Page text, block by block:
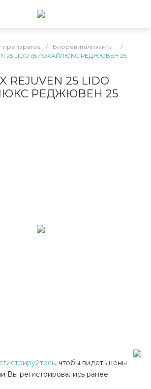
препаратов / Биоревитализанты
/
25 LIDO (БИОХАЙЛЮКС РЕДЖЮВЕН 25
REJUVEN 25 LIDO
РЕДЖЮВЕН 25
, чтобы видеть цены
Вы регистрировались ранее.